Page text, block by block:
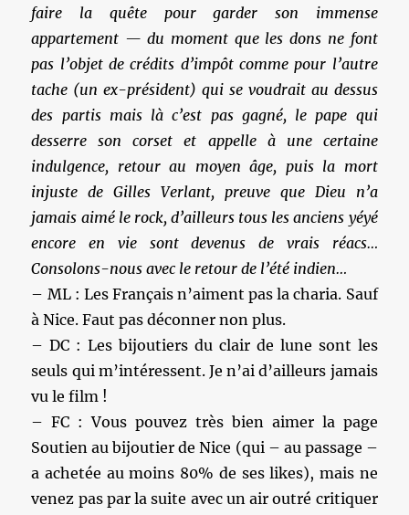
faire la quête pour garder son immense
appartement — du moment que les dons ne font
pas l’objet de crédits d’impôt comme pour l’autre
tache (un ex-président) qui se voudrait au dessus
des partis mais là c’est pas gagné, le pape qui
desserre son corset et appelle à une certaine
indulgence, retour au moyen âge, puis la mort
injuste de Gilles Verlant, preuve que Dieu n’a
jamais aimé le rock, d’ailleurs tous les anciens yéyé
encore en vie sont devenus de vrais réacs…
Consolons-nous avec le retour de l’été indien…
– ML : Les Français n’aiment pas la charia. Sauf
à Nice. Faut pas déconner non plus.
– DC : Les bijoutiers du clair de lune sont les
seuls qui m’intéressent. Je n’ai d’ailleurs jamais
vu le film !
– FC : Vous pouvez très bien aimer la page
Soutien au bijoutier de Nice (qui – au passage –
a achetée au moins 80% de ses likes), mais ne
venez pas par la suite avec un air outré critiquer